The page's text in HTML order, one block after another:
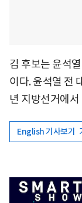
김 후보는 윤석
이다. 윤석열 전
년 지방선거에
English 기사보기